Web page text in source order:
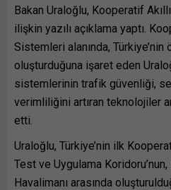
Bakan Uraloğlu, Kooperatif
ilişkin yazılı açıklama yaptı.
Sistemleri alanında, Türkiye’nin
oluşturduğuna işaret eden
sistemlerinin trafik güvenliği,
verimliliğini artıran teknolojiler
etti.
Uraloğlu, Türkiye’nin ilk
Test ve Uygulama
Havalimanı arasında